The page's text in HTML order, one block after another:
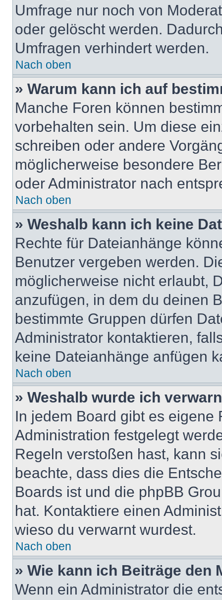
Umfrage nur noch von
oder gelöscht werden.
Umfragen verhindert werden.
Nach oben
» Warum kann ich auf
Manche Foren können
vorbehalten sein. Um diese
schreiben oder andere
möglicherweise besondere
oder Administrator nach
Nach oben
» Weshalb kann ich keine
Rechte für Dateianhänge
Benutzer vergeben werden.
möglicherweise nicht erlaubt,
anzufügen, in dem du deinen
bestimmte Gruppen dürfen
Administrator kontaktieren,
keine Dateianhänge anfügen
Nach oben
» Weshalb wurde ich
In jedem Board gibt es
Administration festgelegt
Regeln verstoßen hast, kann
beachte, dass dies die
Boards ist und die phpBB
hat. Kontaktiere einen
wieso du verwarnt wurdest.
Nach oben
» Wie kann ich Beiträge den
Wenn ein Administrator die